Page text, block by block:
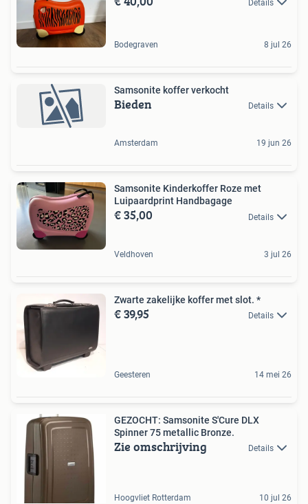
Details
Bodegraven 8 jul 26
Samsonite koffer verkocht
Bieden Details
Amsterdam 19 jun 26
Samsonite Kinderkoffer Roze met
Luipaardprint Handbagage
€ 35,00 Details
Veldhoven 3 jul 26
Zwarte zakelijke koffer met slot. *
€ 39,95 Details
Geesteren 14 mei 26
GEZOCHT: Samsonite S'Cure DLX
Spinner 75 metallic Bronze.
Zie omschrijving Details
Hoogvliet Rotterdam 10 jul 26